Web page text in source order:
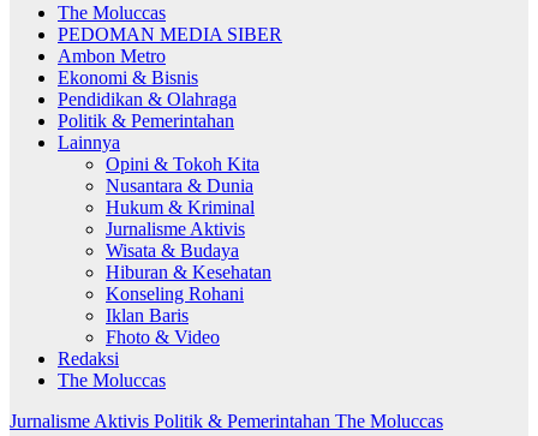
The Moluccas
PEDOMAN MEDIA SIBER
Ambon Metro
Ekonomi & Bisnis
Pendidikan & Olahraga
Politik & Pemerintahan
Lainnya
Opini & Tokoh Kita
Nusantara & Dunia
Hukum & Kriminal
Jurnalisme Aktivis
Wisata & Budaya
Hiburan & Kesehatan
Konseling Rohani
Iklan Baris
Fhoto & Video
Redaksi
The Moluccas
Jurnalisme Aktivis Politik & Pemerintahan The Moluccas